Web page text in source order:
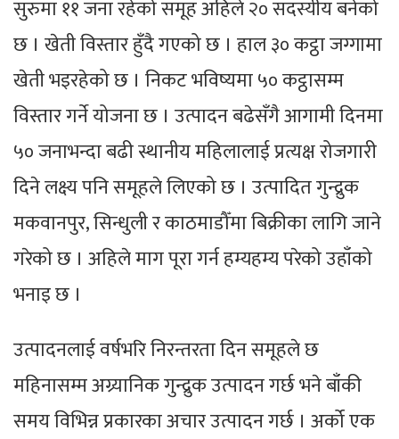
सुरुमा ११ जना रहेको समूह अहिले २० सदस्यीय बनेको
छ । खेती विस्तार हुँदै गएको छ । हाल ३० कट्ठा जग्गामा
खेती भइरहेको छ । निकट भविष्यमा ५० कट्ठासम्म
विस्तार गर्ने योजना छ । उत्पादन बढेसँगै आगामी दिनमा
५० जनाभन्दा बढी स्थानीय महिलालाई प्रत्यक्ष रोजगारी
दिने लक्ष्य पनि समूहले लिएको छ । उत्पादित गुन्द्रुक
मकवानपुर, सिन्धुली र काठमाडौँमा बिक्रीका लागि जाने
गरेको छ । अहिले माग पूरा गर्न हम्यहम्य परेको उहाँको
भनाइ छ ।
उत्पादनलाई वर्षभरि निरन्तरता दिन समूहले छ
महिनासम्म अग्र्यानिक गुन्द्रुक उत्पादन गर्छ भने बाँकी
समय विभिन्न प्रकारका अचार उत्पादन गर्छ । अर्को एक